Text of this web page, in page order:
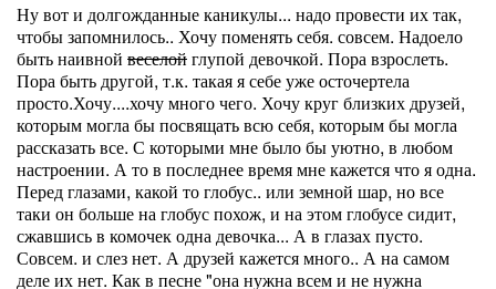
Ну вот и долгожданные каникулы... надо провести их так,
чтобы запомнилось.. Хочу поменять себя. совсем. Надоело
быть наивной веселойглупой девочкой. Пора взрослеть.
Пора быть другой, т.к. такая я себе уже осточертела
просто.Хочу....хочу много чего. Хочу круг близких друзей,
которым могла бы посвящать всю себя, которым бы могла
рассказать все. С которыми мне было бы уютно, в любом
настроении. А то в последнее время мне кажется что я одна.
Перед глазами, какой то глобус.. или земной шар, но все
таки он больше на глобус похож, и на этом глобусе сидит,
сжавшись в комочек одна девочка... А в глазах пусто.
Совсем. и слез нет. А друзей кажется много.. А на самом
деле их нет. Как в песне "она нужна всем и не нужна